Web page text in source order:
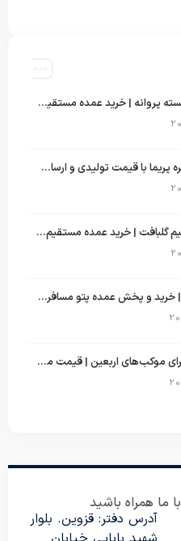
قیمت پتو تک نفره برجسته پروانه | خرید عمده مستقیم با بهترین قیمت بازار
فروش عمده پتو یک‌نفره پریما با قیمت تولیدی و ارسال به سراسر کشور
قیمت پتو یک‌نفره ضخیم گلبافت | خرید عمده مستقیم با بهترین قیمت
قیمت پتو سبک سنس | خرید و پخش عمده پتو مسافرتی Sense
خرید عمده پتو مینک برای موکب‌های اربعین | قیمت مناسب و ارسال سریع
با ما همراه باشید
آدرس دفتر: قزوین. بلوار